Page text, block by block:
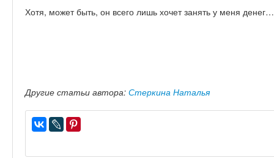
Хотя, может быть, он всего лишь хочет занять у меня денег…
Другие статьи автора: Стеркина Наталья